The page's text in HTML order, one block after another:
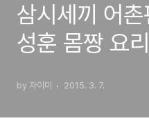
삼시세끼 어
성훈 몸짱 요
by 자이미 2015. 3. 7.